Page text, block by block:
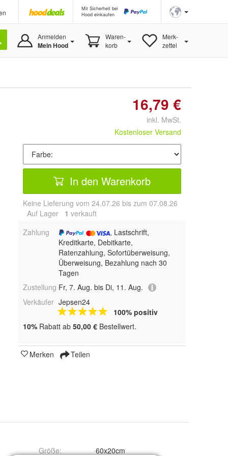
Mit Sicherheit bei
Hood einkaufen
Anmelden
Mein Hood
Waren-
korb
Merk-
zettel
16,79 €
inkl. MwSt.
Kostenloser Versand
In den Warenkorb
Keine Lieferung vom 24.07.26 bis zum 07.08.26
Auf Lager 1 verkauft
Zahlung
, Lastschrift,
Kreditkarte, Debitkarte,
Ratenzahlung, Sofortüberweisung,
Überweisung, Bezahlung nach 30
Tagen
Zustellung Fr, 7. Aug. bis Di, 11. Aug.
Verkäufer Jepsen24
100% positiv
10% Rabatt ab 50,00 € Bestellwert.
Merken Teilen
Größe:
60x20cm